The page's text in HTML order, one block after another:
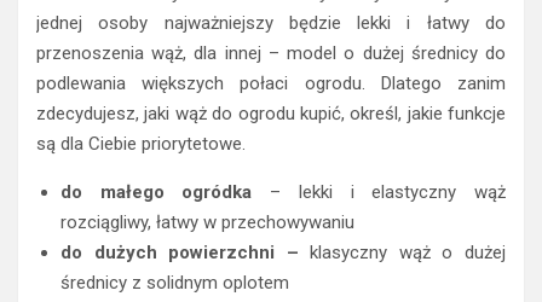
jednej osoby najważniejszy będzie lekki i łatwy do
przenoszenia wąż, dla innej – model o dużej średnicy do
podlewania większych połaci ogrodu. Dlatego zanim
zdecydujesz, jaki wąż do ogrodu kupić, określ, jakie funkcje
są dla Ciebie priorytetowe.
do małego ogródka – lekki i elastyczny wąż
rozciągliwy, łatwy w przechowywaniu
do dużych powierzchni – klasyczny wąż o dużej
średnicy z solidnym oplotem